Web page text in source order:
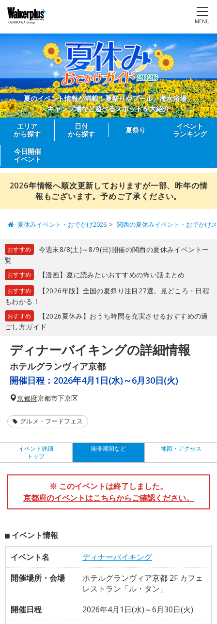
MENU
夏のイベント情報が満載！夏祭りやプール、海水浴場、
キャンプ場など遊べるスポットを大紹介
エリア
から探す
日付
から探す
夏祭り
イベント
ランキング
今日開催
イベント
2026年情報へ順次更新しておりますが一部、昨年の情
報もございます。予めご了承ください。
夏休みイベント・おでかけ2026 関西の夏休みイベント・おでかけ
おすすめ
今週末8/8(土)～8/9(日)開催の関西の夏休みイベント一
覧
おすすめ 【漫画】夏に読みたいおすすめの怖い話まとめ
おすすめ
【2026年版】全国の夏祭り注目27選。見どころ・日程
もわかる！
おすすめ
【2026夏休み】おうち時間を充実させるおすすめの過
ごし方ガイド
ディナーバイキングの詳細情報
ホテルグランヴィア京都
開催日程： 2026年4月1日(水)～6月30日(火)
京都府京都市下京区
グルメ・フードフェス
イベント詳細
トップ
開催期間など 地図・アクセス
※ このイベントは終了しました。
京都府のイベントはこちらからご確認ください。
イベント情報
イベント名
ディナーバイキング
開催場所・会場
ホテルグランヴィア京都 2F カフェ
レストラン「ル・タン」
開催日程
2026年4月1日(水)～6月30日(火)